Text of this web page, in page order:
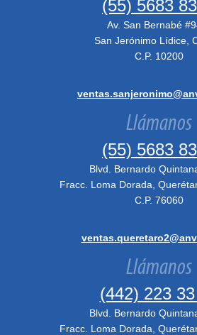
(55) 5683
Av. San Bernabé
San Jerónimo Lídice,
C.P. 10200
Llámanos
(55) 5683
Blvd. Bernardo
Fracc. Loma Dorada,
C.P. 76060
Llámanos
(442) 223
Blvd. Bernardo
Fracc. Loma Dorada,